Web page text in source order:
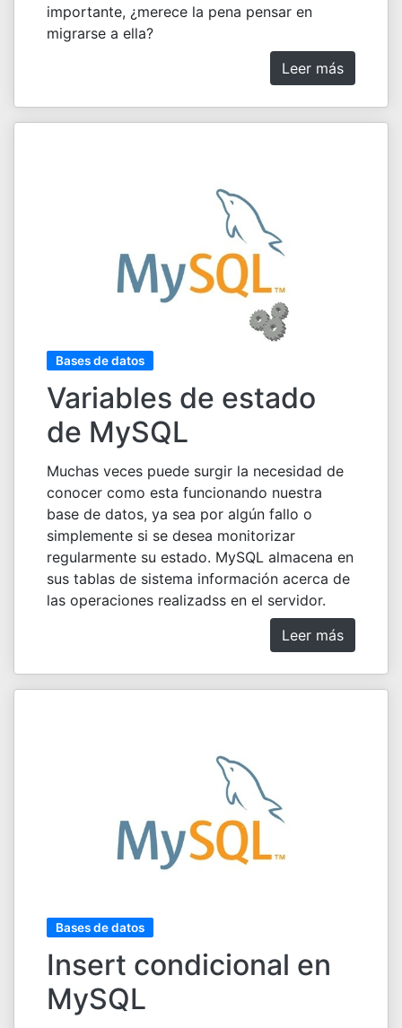
importante, ¿merece la pena pensar en
migrarse a ella?
Leer más
Bases de datos
Variables de estado
de MySQL
Muchas veces puede surgir la necesidad de
conocer como esta funcionando nuestra
base de datos, ya sea por algún fallo o
simplemente si se desea monitorizar
regularmente su estado. MySQL almacena en
sus tablas de sistema información acerca de
las operaciones realizadss en el servidor.
Leer más
Bases de datos
Insert condicional en
MySQL